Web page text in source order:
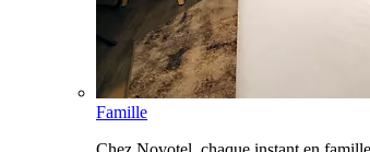
Famille